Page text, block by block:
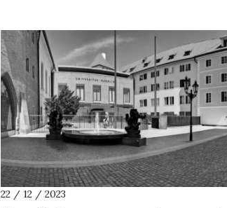
22 / 12 / 2023